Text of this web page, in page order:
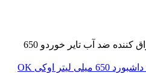
اسپری واکس براق کننده ضد آب تایر خوردو 650